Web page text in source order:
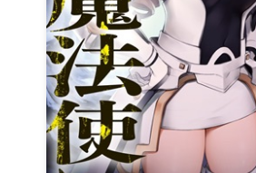
オーバーラップノベルスf
ロサージュノベルス